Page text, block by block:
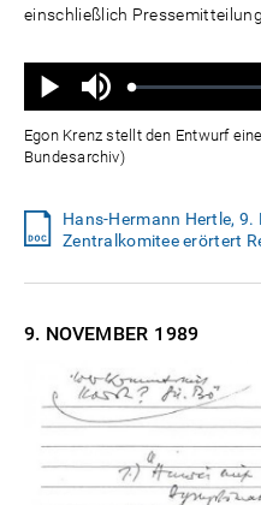
einschließlich
Wiedergabe
Ton
aus
Geladen:
Status:
Egon Krenz stellt den Entwurf
Bundesarchiv)
Hans-Hermann Hertle, 9.
Zentralkomitee erörtert
9. NOVEMBER 1989